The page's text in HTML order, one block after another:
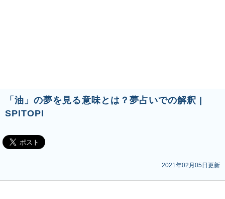
「油」の夢を見る意味とは？夢占いでの解釈 |
SPITOPI
2021年02月05日更新